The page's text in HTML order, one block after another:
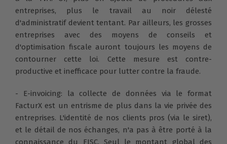
entreprises, plus le travail au noir délesté
d'administratif devient tentant. Par ailleurs, les grosses
entreprises avec des moyens de conseils et
d'optimisation fiscale auront toujours les moyens de
contourner cette loi. Cette mesure est contre-
productive et inefficace pour lutter contre la fraude.
- E-invoicing: la collecte de données via le format
FacturX est un entrisme de plus dans la vie privée des
entreprises. L'identité de nos clients pros (via le siret),
et le détail de nos échanges, n'a pas à être porté à la